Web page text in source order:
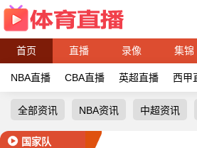
首页 直播 录像 集锦
NBA直播 CBA直播 英超直播 西甲
全部资讯 NBA资讯 中超资讯
国家队